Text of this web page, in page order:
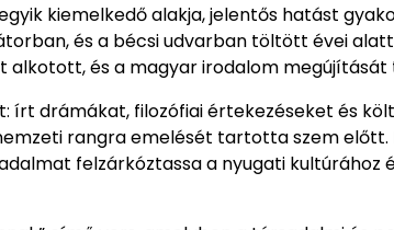
kiemelkedő alakja, jelentős hatást
és a bécsi udvarban töltött évei
és a magyar irodalom megújítását
írt drámákat, filozófiai értekezéseket és
rangra emelését tartotta szem előtt.
felzárkóztassa a nyugati kultúrához